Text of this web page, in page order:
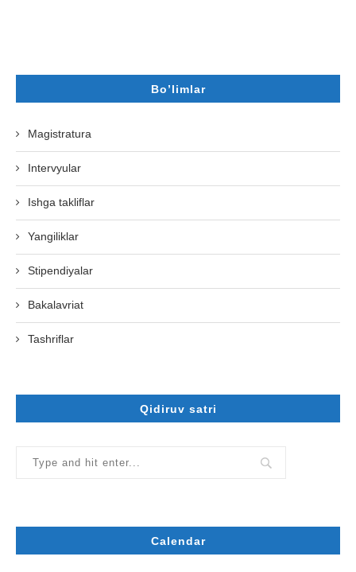
Bo’limlar
Magistratura
Intervyular
Ishga takliflar
Yangiliklar
Stipendiyalar
Bakalavriat
Tashriflar
Qidiruv satri
Calendar